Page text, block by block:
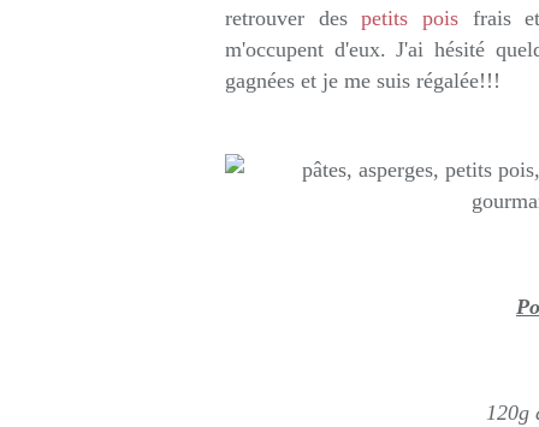
retrouver despetits pois frais
m'occupent d'eux. J'ai hésité
gagnées et je me suis régalée!!!
120g